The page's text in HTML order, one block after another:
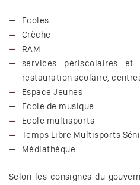
Ecoles
Crèche
RAM
services périscolaires et
restauration scolaire,
Espace Jeunes
Ecole de musique
Ecole multisports
Temps Libre Multisports
Médiathèque
Selon les consignes du